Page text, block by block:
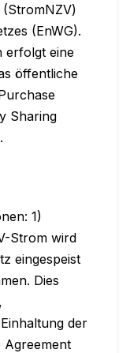
(EnWG).
erfolgt eine
öffentliche
Sharing
1)
Strom wird
eingespeist
Dies
der
Agreement